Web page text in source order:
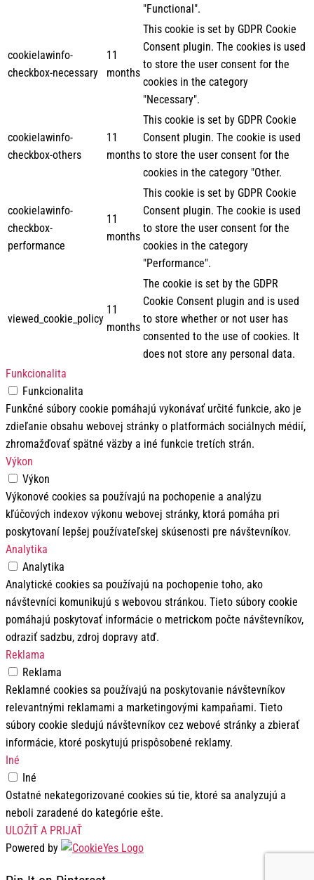
"Functional".
cookielawinfo-
checkbox-necessary
11
months
This cookie is set by GDPR Cookie
Consent plugin. The cookies is used
to store the user consent for the
cookies in the category
"Necessary".
cookielawinfo-
checkbox-others
11
months
This cookie is set by GDPR Cookie
Consent plugin. The cookie is used
to store the user consent for the
cookies in the category "Other.
cookielawinfo-
checkbox-
performance
11
months
This cookie is set by GDPR Cookie
Consent plugin. The cookie is used
to store the user consent for the
cookies in the category
"Performance".
viewed_cookie_policy
11
months
The cookie is set by the GDPR
Cookie Consent plugin and is used
to store whether or not user has
consented to the use of cookies. It
does not store any personal data.
Funkcionalita
Funkcionalita
Funkčné súbory cookie pomáhajú vykonávať určité funkcie, ako je
zdieľanie obsahu webovej stránky o platformách sociálnych médií,
zhromažďovať spätné väzby a iné funkcie tretích strán.
Výkon
Výkon
Výkonové cookies sa používajú na pochopenie a analýzu
kľúčových indexov výkonu webovej stránky, ktorá pomáha pri
poskytovaní lepšej používateľskej skúsenosti pre návštevníkov.
Analytika
Analytika
Analytické cookies sa používajú na pochopenie toho, ako
návštevníci komunikujú s webovou stránkou. Tieto súbory cookie
pomáhajú poskytovať informácie o metrickom počte návštevníkov,
odraziť sadzbu, zdroj dopravy atď.
Reklama
Reklama
Reklamné cookies sa používajú na poskytovanie návštevníkov
relevantnými reklamami a marketingovými kampaňami. Tieto
súbory cookie sledujú návštevníkov cez webové stránky a zbierať
informácie, ktoré poskytujú prispôsobené reklamy.
Iné
Iné
Ostatné nekategorizované cookies sú tie, ktoré sa analyzujú a
neboli zaradené do kategórie ešte.
ULOŽIŤ A PRIJAŤ
Powered by